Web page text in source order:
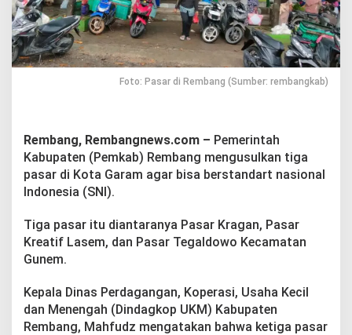
k
a
n
T
i
g
a
a
r
A
B
e
a
n
d
Foto: Pasar di Rembang (Sumber: rembangkab)
Rembang, Rembangnews.com – Pemerintah
Kabupaten (Pemkab) Rembang mengusulkan tiga
pasar di Kota Garam agar bisa berstandart nasional
Indonesia (SNI).
Tiga pasar itu diantaranya Pasar Kragan, Pasar
Kreatif Lasem, dan Pasar Tegaldowo Kecamatan
Gunem.
Kepala Dinas Perdagangan, Koperasi, Usaha Kecil
dan Menengah (Dindagkop UKM) Kabupaten
Rembang, Mahfudz mengatakan bahwa ketiga pasar